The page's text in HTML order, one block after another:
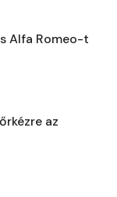
Alfa Romeo-t
az